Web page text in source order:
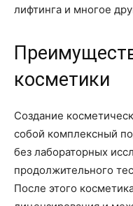
лифтинга и многое
косметики
Создание
собой комплексный
без лабораторных
продолжительного
После этого